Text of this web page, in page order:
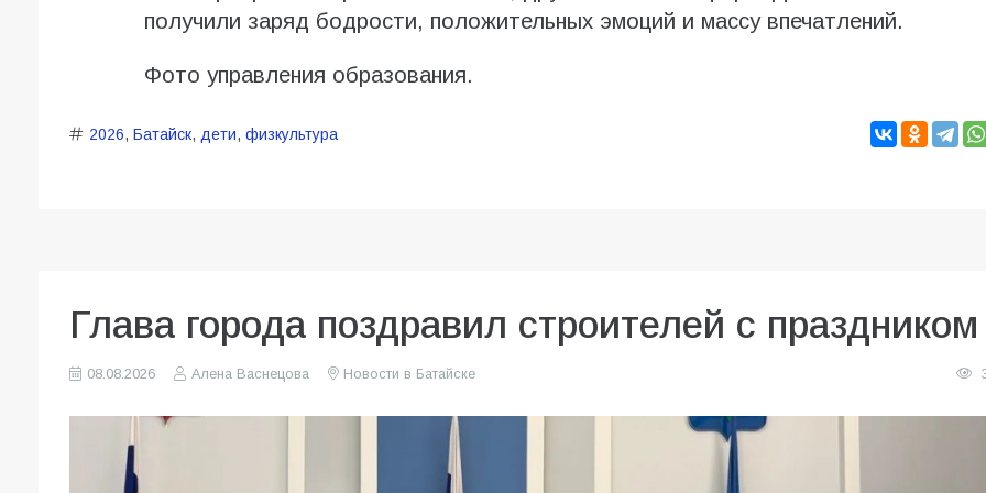
получили заряд бодрости, положительных эмоций и массу впечатлений.
Фото управления образования.
2026, Батайск, дети, физкультура
Глава города поздравил строителей с праздником
08.08.2026 Алена Васнецова Новости в Батайске